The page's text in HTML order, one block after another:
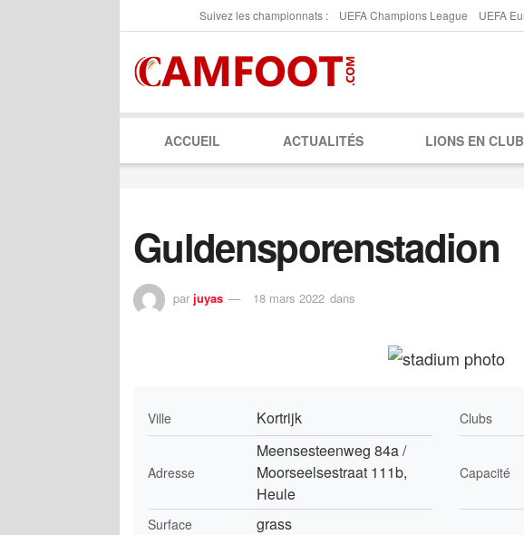
Suivez les championnats : UEFA Champions League UEFA
ACCUEIL ACTUALITÉS LIONS EN CLUB
Guldensporenstadion
par juyas 18 mars 2022 dans
Ville Kortrijk Clubs
Adresse
Meensesteenweg 84a /
Moorseelsestraat 111b,
Heule
Capacité
Surface grass